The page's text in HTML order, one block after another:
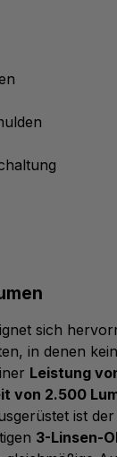
sich
in denen
Leistung
von 2.500
ist der
3-Linsen-